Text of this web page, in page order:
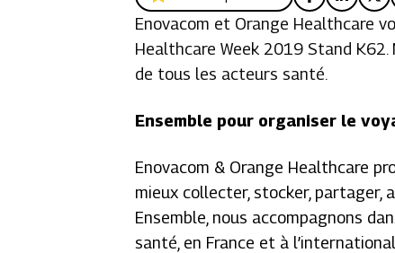
Enovacom et Orange Healthcare
Healthcare Week 2019 Stand
de tous les acteurs santé.
Ensemble pour organiser le
Enovacom & Orange Healthcare
mieux collecter, stocker,
Ensemble, nous accompagnons
santé, en France et à